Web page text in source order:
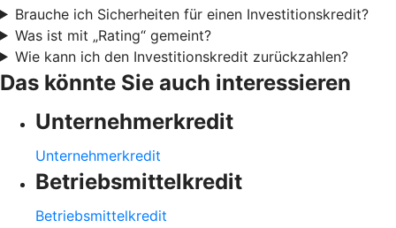
Brauche ich Sicherheiten für einen Investitionskredit?
Was ist mit „Rating“ gemeint?
Wie kann ich den Investitionskredit zurückzahlen?
Das könnte Sie auch interessieren
Unternehmerkredit
Unternehmerkredit
Betriebsmittelkredit
Betriebsmittelkredit